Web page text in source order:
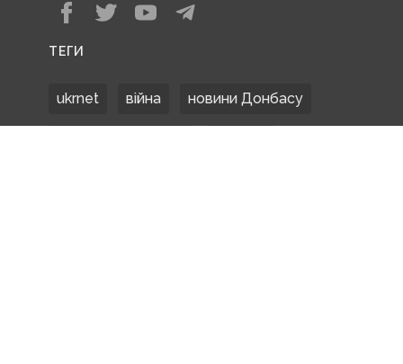
ТЕГИ
ukrnet війна новини Донбасу